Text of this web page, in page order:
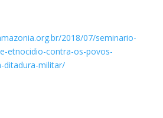
2018/07/seminario-
etnocidio-contra-os-povos-
ditadura-militar/